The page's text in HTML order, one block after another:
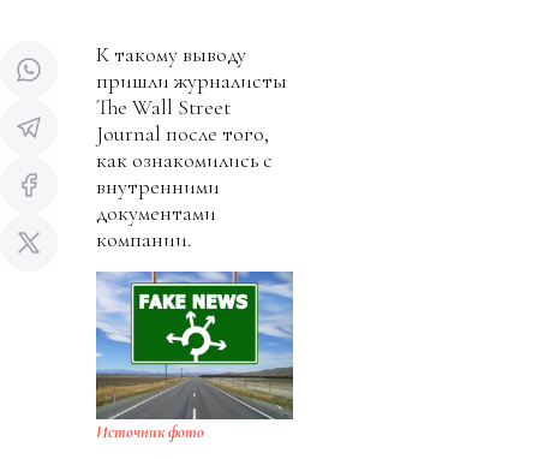
К такому выводу
пришли журналисты
The Wall Street
Journal после того,
как ознакомились с
внутренними
документами
компании.
Источник фото